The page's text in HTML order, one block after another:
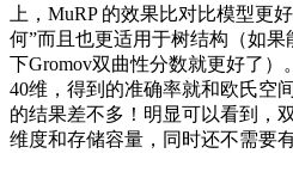
上，MuRP 的效果比对比模型更
何”而且也更适用于树结构（如
下Gromov双曲性分数就更好了）
40维，得到的准确率就和欧氏空
的结果差不多！明显可以看到，
维度和存储容量，同时还不需要